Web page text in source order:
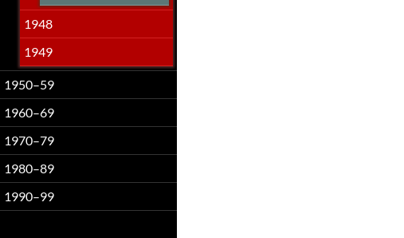
1948
1949
1950–59
1960–69
1970–79
1980–89
1990–99